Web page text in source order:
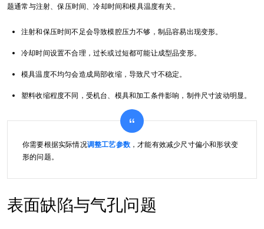
题通常与注射、保压时间、冷却时间和模具温度有关。
注射和保压时间不足会导致模腔压力不够，制品容易出现变形。
冷却时间设置不合理，过长或过短都可能让成型品变形。
模具温度不均匀会造成局部收缩，导致尺寸不稳定。
塑料收缩程度不同，受机台、模具和加工条件影响，制件尺寸波动明显。
你需要根据实际情况调整工艺参数 ，才能有效减少尺寸偏小和形状变
形的问题。
表面缺陷与气孔问题